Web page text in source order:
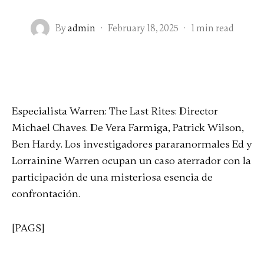
Byadmin · February 18, 2025 · 1 min read
Especialista Warren: The Last Rites: Director
Michael Chaves. De Vera Farmiga, Patrick Wilson,
Ben Hardy. Los investigadores pararanormales Ed y
Lorrainine Warren ocupan un caso aterrador con la
participación de una misteriosa esencia de
confrontación.
[PAGS]